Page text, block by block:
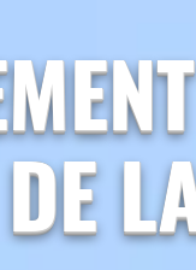
DE